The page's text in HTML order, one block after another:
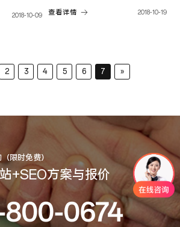
2018-10-09 查看详情 2018-10-19
2 3 4 5 6 7 »
限时免费）
+SEO方案与报价
0674